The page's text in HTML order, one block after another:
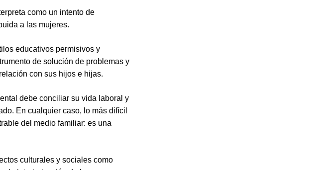
como un intento de
a las mujeres.
educativos permisivos y
de solución de problemas y
con sus hijos e hijas.
debe conciliar su vida laboral y
En cualquier caso, lo más difícil
del medio familiar: es una
culturales y sociales como